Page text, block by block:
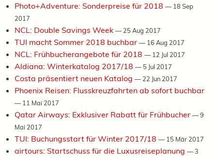
Photo+Adventure: Sonderpreise für 2018 — 18 Sep
2017
NCL: Double Savings Week — 25 Aug 2017
TUI macht Sommer 2018 buchbar — 16 Aug 2017
NCL: Frühbucherangebote für 2018 — 12 Jul 2017
Aldiana: Winterkatalog 2017/18 — 5 Jul 2017
Costa präsentiert neuen Katalog — 22 Jun 2017
Phoenix Reisen: Flusskreuzfahrten ab sofort buchbar
— 11 Mai 2017
Qatar Airways: Exklusiver Rabatt für Frühbucher —9
Mai 2017
TUI: Buchungsstart für Winter 2017/18 — 15 Mär 2017
airtours: Startschuss für die Luxusreiseplanung —3